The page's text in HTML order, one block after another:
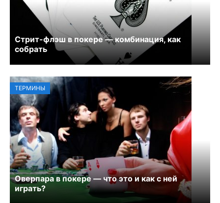
Стрит-флэш в покере — комбинация, как
собрать
ТЕРМИНЫ
Оверпара в покере — что это и как с ней
играть?